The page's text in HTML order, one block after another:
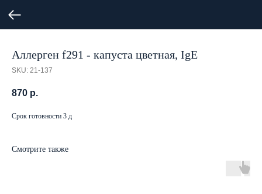
Аллерген f291 - капуста цветная, IgE
SKU: 21-137
870 р.
Срок готовности 3 д
Смотрите также